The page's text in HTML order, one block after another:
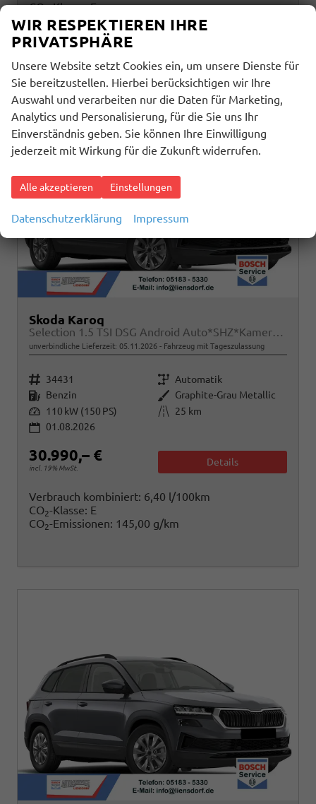
CO -Klasse: E
CO
-Emissionen:145,00 g/km
Skoda Karoq
Selection 1.5 TSI DSG Android Auto*SHZ*Kamera*PDC v/h*Klimaauto*SUNSET*LED
unverbindliche Lieferzeit: 05.11.2026 Fahrzeug mit Tageszulassung
Fahrzeugnr. 34431 Getriebe Automatik
Kraftstoff Benzin Außenfarbe Graphite-Grau Metallic
Leistung 110 kW (150 PS) Kilometerstand
25 km
01.08.2026
30.990,– €
incl. 19% MwSt.
Details
Verbrauch kombiniert: 6,40 l/100km
CO2-Klasse: E
CO2-Emissionen: 145,00 g/km
WIR RESPEKTIEREN IHRE
PRIVATSPHÄRE
Unsere Website setzt Cookies ein, um unsere Dienste für
Sie bereitzustellen. Hierbei berücksichtigen wir Ihre
Auswahl und verarbeiten nur die Daten für Marketing,
Analytics und Personalisierung, für die Sie uns Ihr
Einverständnis geben. Sie können Ihre Einwilligung
jederzeit mit Wirkung für die Zukunft widerrufen.
Alle akzeptieren Einstellungen
Datenschutzerklärung Impressum